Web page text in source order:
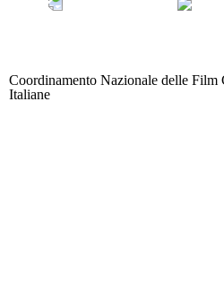
Coordinamento Nazionale delle Film
Italiane